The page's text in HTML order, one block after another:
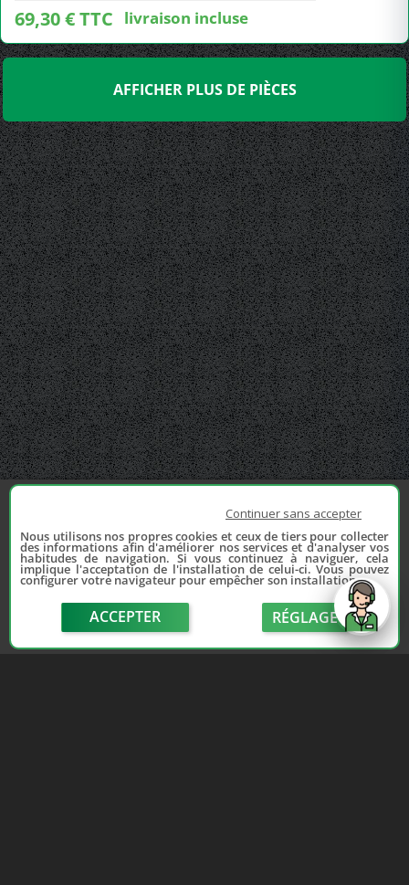
69,30 € TTC livraison incluse
AFFICHER PLUS DE PIÈCES
Continuer sans accepter
Nous utilisons nos propres cookies et ceux de tiers pour collecter
des informations afin d'améliorer nos services et d'analyser vos
habitudes de navigation. Si vous continuez à naviguer, cela
implique l'acceptation de l'installation de celui-ci. Vous pouvez
configurer votre navigateur pour empêcher son installation.
ACCEPTER RÉGLAGE